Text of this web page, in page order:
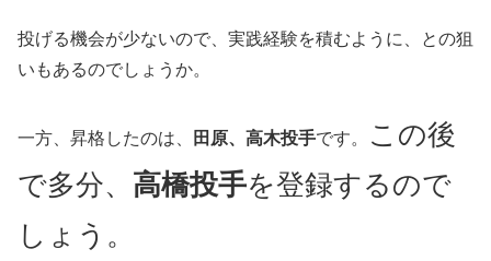
投げる機会が少ないので、実践経験を積むように、との狙
いもあるのでしょうか。
一方、昇格したのは、 田原、高木投手です。
この後
で多分、 高橋投手を登録するので
しょう。